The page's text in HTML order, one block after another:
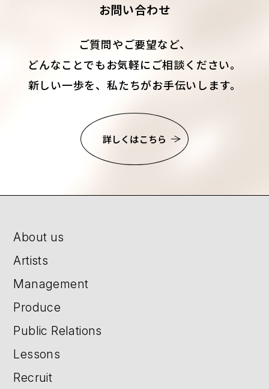
お問い合わせ
ご質問やご要望など、
どんなことでもお気軽にご相談ください。
新しい一歩を、私たちがお手伝いします。
詳しくはこちら
About us
Artists
Management
Produce
Public Relations
Lessons
Recruit